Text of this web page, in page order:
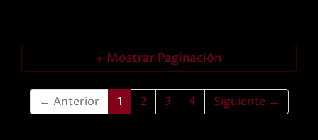
Mostrar Paginación
← Anterior 1 2 3 4 Siguiente →